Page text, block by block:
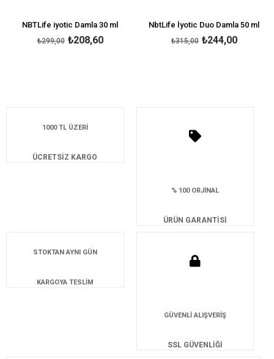
NBTLife iyotic Damla 30 ml
₺208,60
₺299,00
NbtLife İyotic Duo Damla 50 ml
₺244,00
₺315,00
1000 TL ÜZERİ
ÜCRETSİZ KARGO
% 100 ORJİNAL
ÜRÜN GARANTİSİ
STOKTAN AYNI GÜN
KARGOYA TESLİM
GÜVENLİ ALIŞVERİŞ
SSL GÜVENLİĞİ